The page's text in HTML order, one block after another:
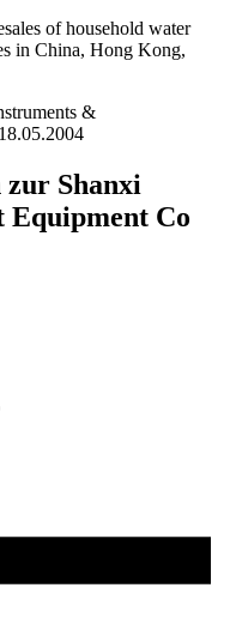
of household water
in China, Hong Kong,
&
18.05.2004
zur Shanxi
Equipment Co